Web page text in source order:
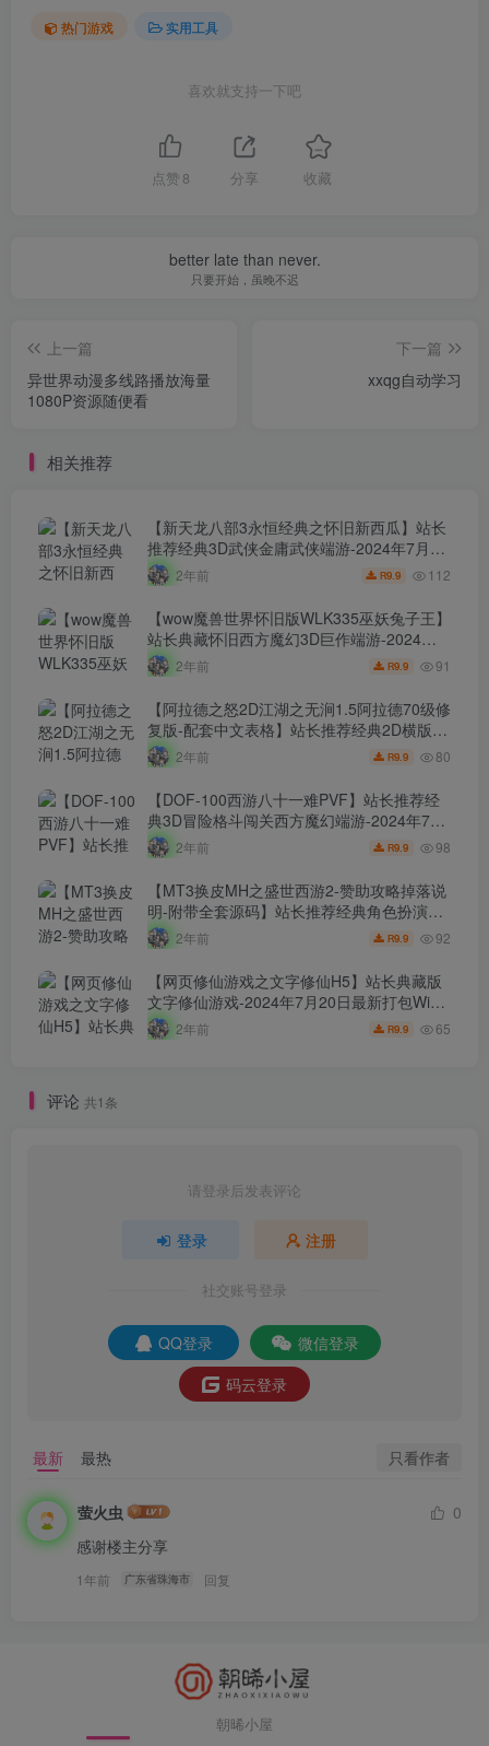
热门游戏 实用工具
喜欢就支持一下吧
点赞 8 分享 收藏
better late than never.
只要开始，虽晚不迟
上一篇
异世界动漫多线路播放海量
1080P资源随便看
下一篇
xxqg自动学习
相关推荐
【新天龙八部3永恒经典之怀旧新西瓜】站长
推荐经典3D武侠金庸武侠端游-2024年7月24
日最新打包Linux服务端源码视频架设教程-完
整PC客户端-配套GM工具！
2年前 R9.9 112
【wow魔兽世界怀旧版WLK335巫妖兔子王】
站长典藏怀旧西方魔幻3D巨作端游-2024年7
月24日最新打包Win服务端源码视频架设教
程-网页注册-GM指令教程-完整PC客户端！
2年前 R9.9 91
【阿拉德之怒2D江湖之无涧1.5阿拉德70级修
复版-配套中文表格】站长推荐经典2D横版闯
关手游-2024年7月24日最新打包Linux服务端
源码视频架设教程-GM总运营WEB管理后台-
新版多功能GM授权后台-安卓苹果IOS双端版
本！
2年前 R9.9 80
【DOF-100西游八十一难PVF】站长推荐经
典3D冒险格斗闯关西方魔幻端游-2024年7月
24日最新打包Linux服务端源码视频架设教
程-等级补丁-配套完整客户端！
2年前 R9.9 98
【MT3换皮MH之盛世西游2-赞助攻略掉落说
明-附带全套源码】站长推荐经典角色扮演类
Q萌卡通剧情任务回合手游-2024年7月20日
最新打包Linux服务端源码视频架设教程-多功
能GM网页后台工具-安卓苹果ios双端版本！
2年前 R9.9 92
【网页修仙游戏之文字修仙H5】站长典藏版
文字修仙游戏-2024年7月20日最新打包Win
服务端源码设教程！
2年前 R9.9 65
评论 共1条
请登录后发表评论
登录 注册
社交账号登录
QQ登录
微信登录
码云登录
最新 最热 只看作者
萤火虫
0
感谢楼主分享
1年前 广东省珠海市 回复
朝晞小屋